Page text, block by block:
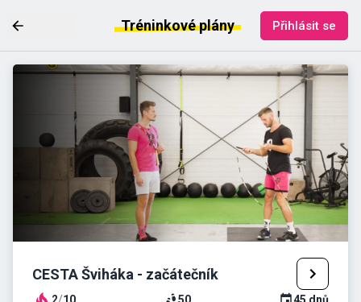
Tréninkové plány Přihlásit se
CESTA Šviháka - začátečník